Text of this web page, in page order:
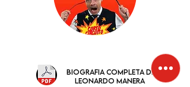
Biografia completa di
leonardo manera